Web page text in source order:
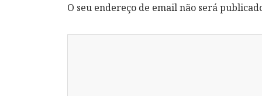
O seu endereço de email não será